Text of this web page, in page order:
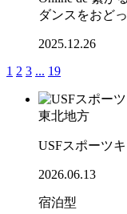
ダンスをおど
2025.12.26
1 2 3 ... 19
東北地方
USFスポーツ
2026.06.13
宿泊型